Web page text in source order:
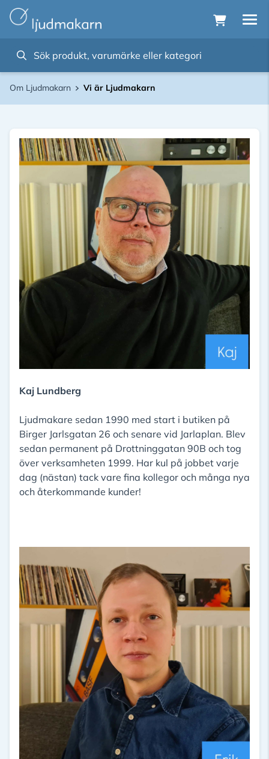
Om Ljudmakarn Vi är Ljudmakarn
Kaj Lundberg
Ljudmakare sedan 1990 med start i butiken på
Birger Jarlsgatan 26 och senare vid Jarlaplan. Blev
sedan permanent på Drottninggatan 90B och tog
över verksamheten 1999. Har kul på jobbet varje
dag (nästan) tack vare fina kollegor och många nya
och återkommande kunder!